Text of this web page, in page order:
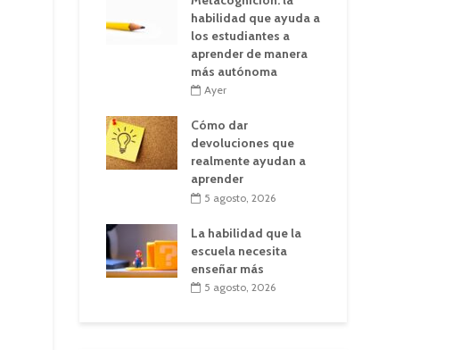
habilidad que ayuda a
los estudiantes a
aprender de manera
más autónoma
Ayer
Cómo dar
devoluciones que
realmente ayudan a
aprender
5 agosto, 2026
La habilidad que la
escuela necesita
enseñar más
5 agosto, 2026